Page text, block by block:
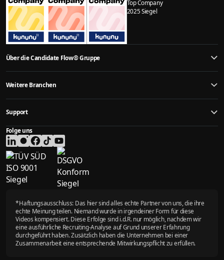
Über die Candidate Flow® Gruppe
die Candidate Flow® Gruppe
Recruiting Ergebnisse
Zertifizierungen
Team
Offene Stellen
Weitere Branchen
Betriebe / Autohäuser
und Landwirtschaftsbetriebe
- Krankenhäuser / Praxen
Support
Häufig gestellte Fragen
sind meine nächsten Schritte?
Recruiting-Analyse
Folge uns
*Haftungsausschluss: Das hier sind alles echte Partner von uns, die ihre
echte Meinung teilen. Niemand wurde in irgendeiner Form für diese
Videos kompensiert. Diese Erfolge sind i.d.R. nur möglich, nachdem wir
eine ausführliche Recruiting-Analyse auf Grund unserer Erfahrung
durchgeführt haben. Zusätzlich haben die Unternehmen bei einer
Zusammenarbeit eine entsprechende Mitwirkungspflicht zu erfüllen.